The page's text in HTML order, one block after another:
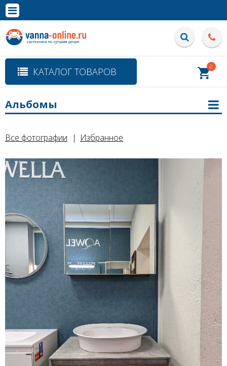
Полная версия сайта
КАТАЛОГ ТОВАРОВ 0
Все фотографии Избранное
Альбомы